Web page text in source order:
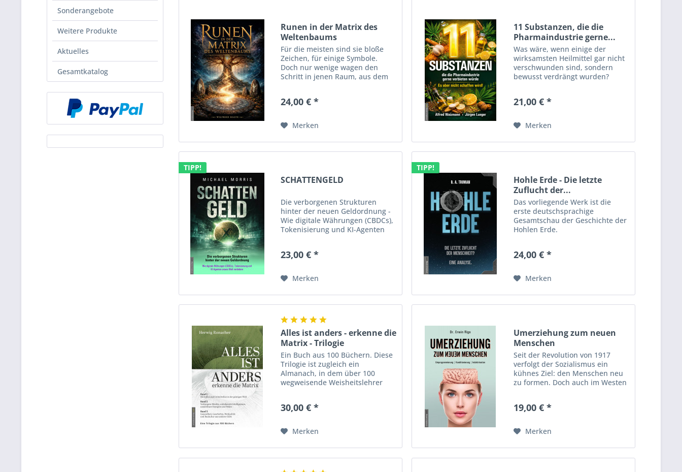
Sonderangebote
Weitere Produkte
Aktuelles
Gesamtkatalog
Runen in der Matrix des
Weltenbaums
Für die meisten sind sie bloße
Zeichen, für einige Symbole.
Doch nur wenige wagen den
Schritt in jenen Raum, aus dem
24,00 € *
Merken
11 Substanzen, die die
Pharmaindustrie gerne...
Was wäre, wenn einige der
wirksamsten Heilmittel gar nicht
verschwunden sind, sondern
bewusst verdrängt wurden?
21,00 € *
Merken
TIPP!
SCHATTENGELD
Die verborgenen Strukturen
hinter der neuen Geldordnung -
Wie digitale Währungen (CBDCs),
Tokenisierung und KI-Agenten
Geldsystems. Dies ist die
23,00 € *
Merken
TIPP!
Hohle Erde - Die letzte
Zuflucht der...
Das vorliegende Werk ist die
erste deutschsprachige
Gesamtschau der Geschichte der
Hohlen Erde.
24,00 € *
Merken
Alles ist anders - erkenne die
Matrix - Trilogie
Ein Buch aus 100 Büchern. Diese
Trilogie ist zugleich ein
Almanach, in dem über 100
wegweisende Weisheitslehrer
Überblick über die Hintergründe
30,00 € *
Merken
Umerziehung zum neuen
Menschen
Seit der Revolution von 1917
verfolgt der Sozialismus ein
kühnes Ziel: den Menschen neu
zu formen. Doch auch im Westen
und Pädagogen glaubten, durch
19,00 € *
Merken